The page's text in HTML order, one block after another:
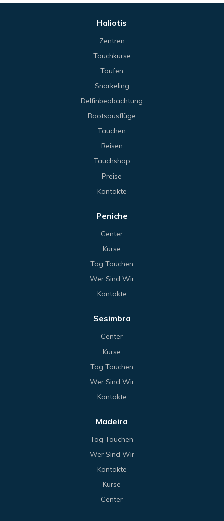
Haliotis
Zentren
Tauchkurse
Taufen
Snorkeling
Delfinbeobachtung
Bootsausflüge
Tauchen
Reisen
Tauchshop
Preise
Kontakte
Peniche
Center
Kurse
Tag Tauchen
Wer Sind Wir
Kontakte
Sesimbra
Center
Kurse
Tag Tauchen
Wer Sind Wir
Kontakte
Madeira
Tag Tauchen
Wer Sind Wir
Kontakte
Kurse
Center